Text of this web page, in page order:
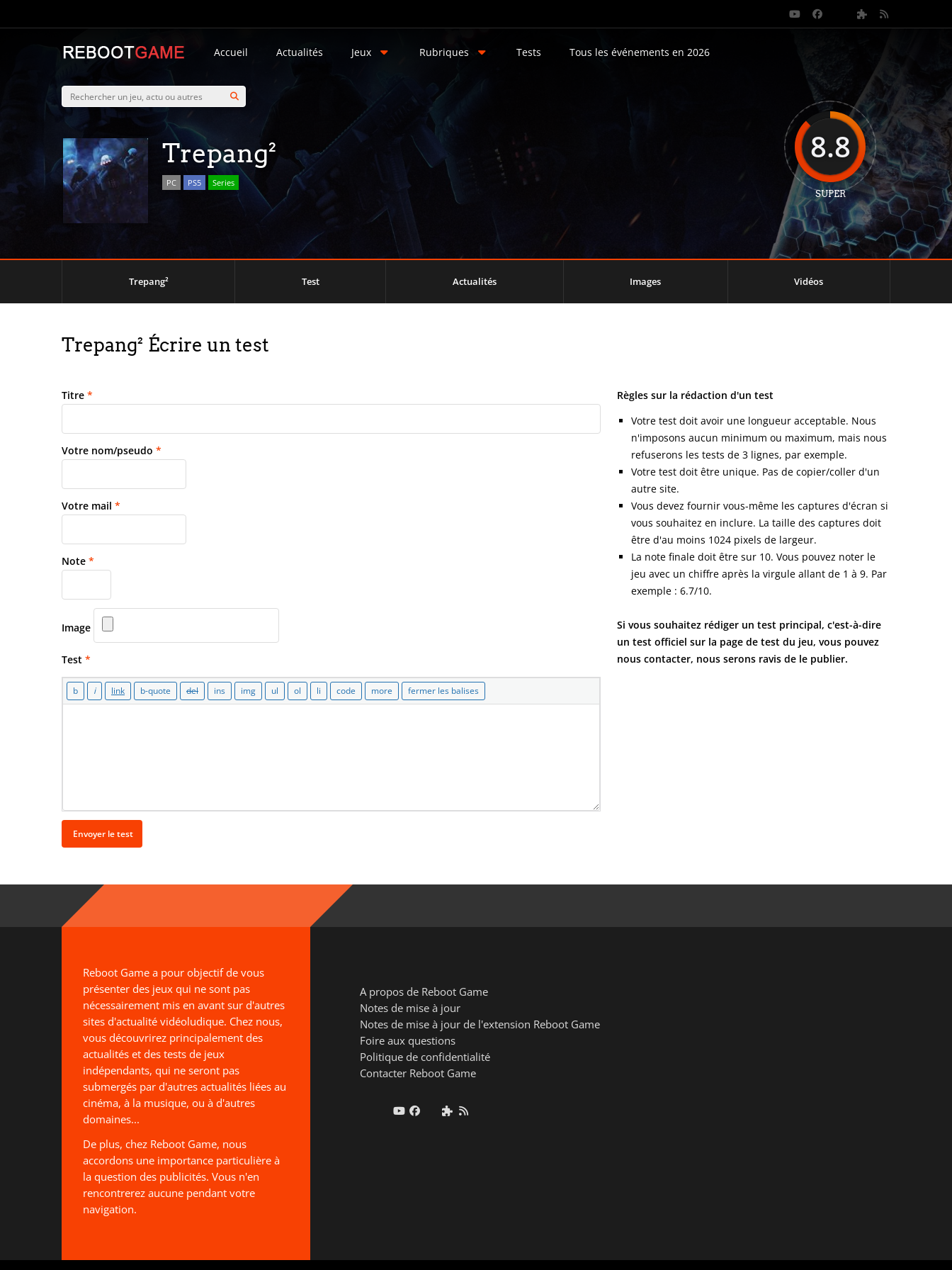
Accueil Actualités Jeux Rubriques Tests Tous les événements en 2026
Trepang²
PC PS5 Series
8.8
SUPER
Trepang² Test Actualités Images Vidéos
Trepang² Écrire un test
Titre *
Votre nom/pseudo *
Votre mail *
Note *
Image
Test *
Règles sur la rédaction d'un test
Votre test doit avoir une longueur acceptable. Nous
n'imposons aucun minimum ou maximum, mais nous
refuserons les tests de 3 lignes, par exemple.
Votre test doit être unique. Pas de copier/coller d'un
autre site.
Vous devez fournir vous-même les captures d'écran si
vous souhaitez en inclure. La taille des captures doit
être d'au moins 1024 pixels de largeur.
La note finale doit être sur 10. Vous pouvez noter le
jeu avec un chiffre après la virgule allant de 1 à 9. Par
exemple : 6.7/10.
Si vous souhaitez rédiger un test principal, c'est-à-dire
un test officiel sur la page de test du jeu, vous pouvez
nous contacter, nous serons ravis de le publier.
Reboot Game a pour objectif de vous
présenter des jeux qui ne sont pas
nécessairement mis en avant sur d'autres
sites d'actualité vidéoludique. Chez nous,
vous découvrirez principalement des
actualités et des tests de jeux
indépendants, qui ne seront pas
submergés par d'autres actualités liées au
cinéma, à la musique, ou à d'autres
domaines...
De plus, chez Reboot Game, nous
accordons une importance particulière à
la question des publicités. Vous n'en
rencontrerez aucune pendant votre
navigation.
A propos de Reboot Game
Notes de mise à jour
Notes de mise à jour de l'extension Reboot Game
Foire aux questions
Politique de confidentialité
Contacter Reboot Game